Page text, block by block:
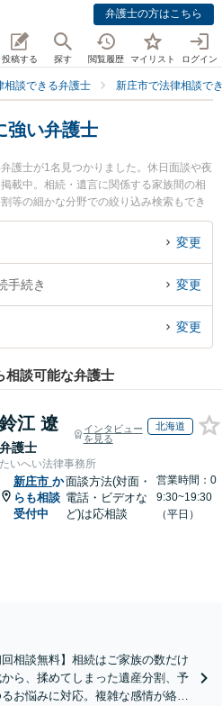
弁護士の方はこちら
投稿する 探す 閲覧履歴 マイリスト ログイン
相談できる弁護士 新庄市で法律相談で
強い弁護士
護士が1名見つかりました。休日面談や夜
載中。相続・遺言に関係する家族間の相
等の細かな分野での絞り込み検索もでき
裕一郎弁護士のプロフィール情報や弁護
。『新庄市で土日や夜間に発生した相続
予約したい』などでお困りの相談者さん
変更
手続き 変更
変更
相談可能な弁護士
鈴江 遼
弁護士
インタビュー
を見る
北海道
たいへい法律事務所
新庄市 か
らも相談
受付中
面談方法(対面・
電話・ビデオな
ど)は応相談
営業時間：0
9:30~19:30
（平日）
相談無料】相続はご家族の数だけ
ら、揉めてしまった遺産分割、予
お悩みに対応。複雑な感情が絡む